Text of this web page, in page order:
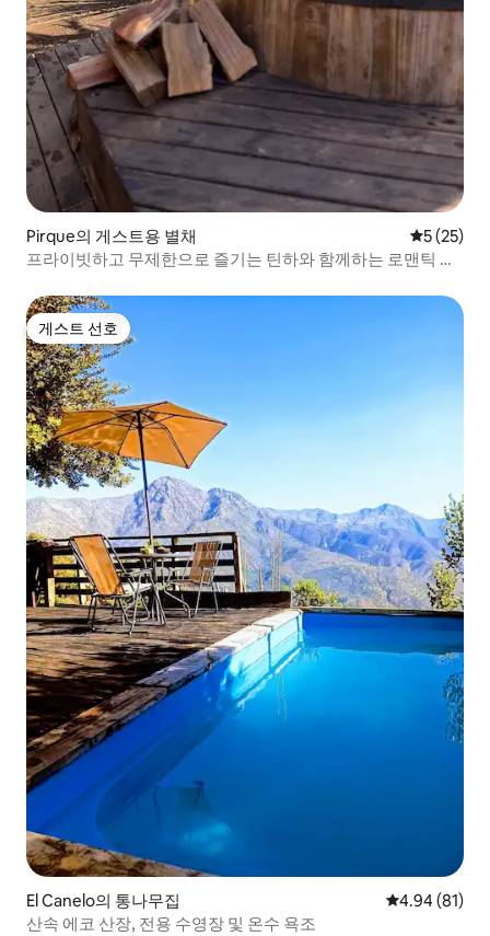
Pirque의 게스트용 별채 평점 5점
5 (25)
프라이빗하고 무제한으로 즐기는 틴하와 함께하는 로맨틱 휴
게스트 선호
게스트 선호
El Canelo의 통나무집 평점 4.94점(5
4.94 (81)
산속 에코 산장, 전용 수영장 및 온수 욕조